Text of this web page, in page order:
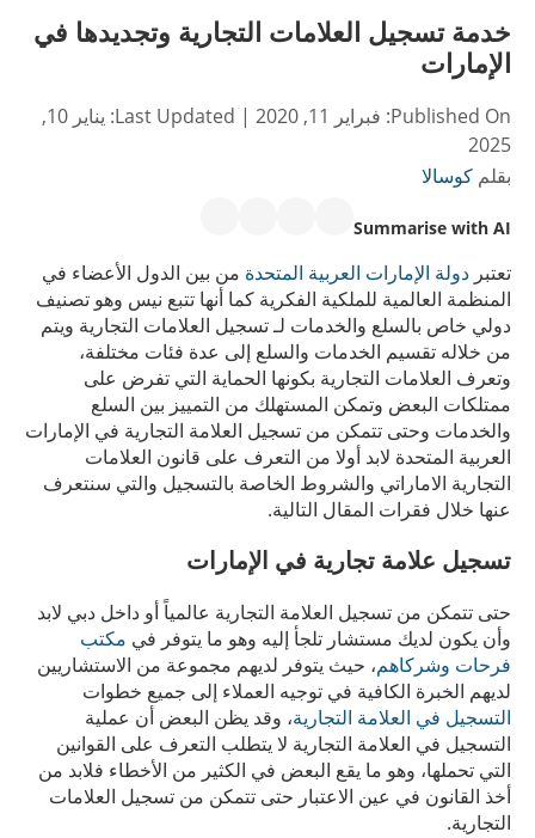
خدمة تسجيل العلامات التجارية وتجديدها في
الإمارات
Published On: فبراير 11, 2020 | Last Updated:
يناير 10,
2025
بقلم كوسالا
Summarise with AI
تعتبر دولة الإمارات العربية المتحدة من بين الدول الأعضاء في
المنظمة العالمية للملكية الفكرية كما أنها تتبع نيس وهو تصنيف
دولي خاص بالسلع والخدمات لـ تسجيل العلامات التجارية ويتم
من خلاله تقسيم الخدمات والسلع إلى عدة فئات مختلفة،
وتعرف العلامات التجارية بكونها الحماية التي تفرض على
ممتلكات البعض وتمكن المستهلك من التمييز بين السلع
والخدمات وحتى تتمكن من تسجيل العلامة التجارية في الإمارات
العربية المتحدة لابد أولا من التعرف على قانون العلامات
التجارية الاماراتي والشروط الخاصة بالتسجيل والتي سنتعرف
عنها خلال فقرات المقال التالية.
تسجيل علامة تجارية في الإمارات
حتى تتمكن من تسجيل العلامة التجارية عالمياً أو داخل دبي لابد
وأن يكون لديك مستشار تلجأ إليه وهو ما يتوفر في مكتب
فرحات وشركاهم، حيث يتوفر لديهم مجموعة من الاستشاريين
لديهم الخبرة الكافية في توجيه العملاء إلى جميع خطوات
التسجيل في العلامة التجارية، وقد يظن البعض أن عملية
التسجيل في العلامة التجارية لا يتطلب التعرف على القوانين
التي تحملها، وهو ما يقع البعض في الكثير من الأخطاء فلابد من
أخذ القانون في عين الاعتبار حتى تتمكن من تسجيل العلامات
التجارية.